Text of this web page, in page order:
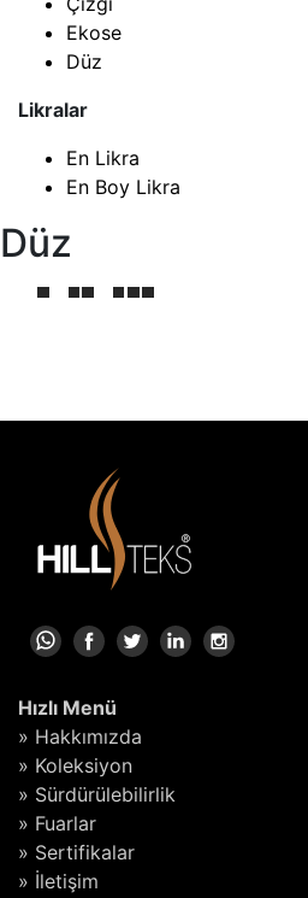
Ekose
Düz
Likralar
En Likra
En Boy Likra
Düz
Hızlı Menü
» Hakkımızda
» Koleksiyon
» Sürdürülebilirlik
» Fuarlar
» Sertifikalar
» İletişim